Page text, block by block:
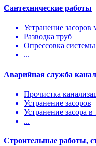
Сантехнические работы
Устранение засоров
Разводка труб
Опрессовка
...
Аварийная служба
Прочистка
Устранение засоров
Устранение засора в
...
Строительные работы,